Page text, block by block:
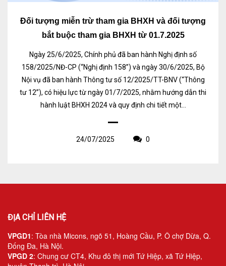
Đối tượng miễn trừ tham gia BHXH và đối tượng
bắt buộc tham gia BHXH từ 01.7.2025
Ngày 25/6/2025, Chính phủ đã ban hành Nghị định số
158/2025/NĐ-CP (“Nghị định 158”) và ngày 30/6/2025, Bộ
Nội vụ đã ban hành Thông tư số 12/2025/TT-BNV (“Thông
tư 12”), có hiệu lực từ ngày 01/7/2025, nhằm hướng dẫn thi
hành luật BHXH 2024 và quy định chi tiết một...
24/07/2025 0
ĐỊA CHỈ LIÊN HỆ
VPGD1: Tòa nhà Micons, ngõ 51, Hoàng Cầu, P. Ô chợ Dừa, Q.
Đống Đa, Hà Nội.
VPGD 2: Chung cư CT4, Khu đô thị mới Tứ Hiệp, xã Tứ Hiệp,